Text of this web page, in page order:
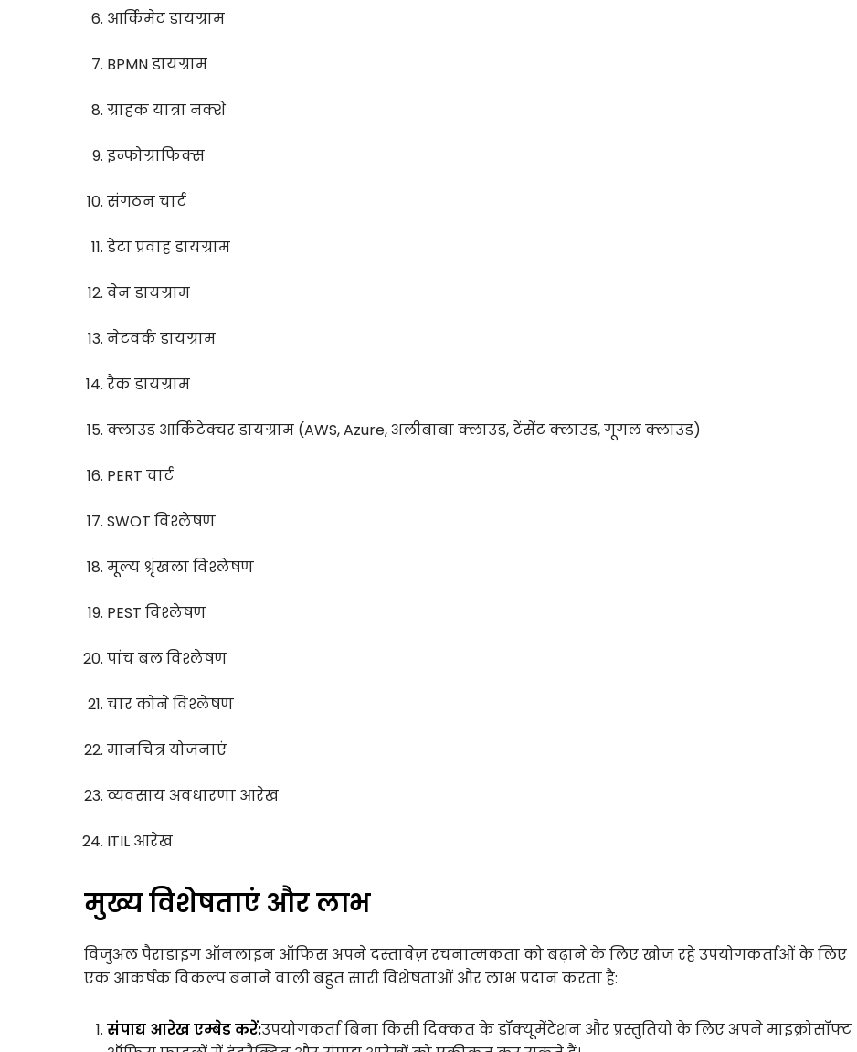
आर्किमेट डायग्राम
BPMN डायग्राम
ग्राहक यात्रा नक्शे
इन्फोग्राफिक्स
संगठन चार्ट
डेटा प्रवाह डायग्राम
वेन डायग्राम
नेटवर्क डायग्राम
रैक डायग्राम
क्लाउड आर्किटेक्चर डायग्राम (AWS, Azure, अलीबाबा क्लाउड, टेंसेंट क्लाउड, गूगल क्लाउड)
PERT चार्ट
SWOT विश्लेषण
मूल्य श्रृंखला विश्लेषण
PEST विश्लेषण
पांच बल विश्लेषण
चार कोने विश्लेषण
मानचित्र योजनाएं
व्यवसाय अवधारणा आरेख
ITIL आरेख
मुख्य विशेषताएं और लाभ
विजुअल पैराडाइग ऑनलाइन ऑफिस अपने दस्तावेज़ रचनात्मकता को बढ़ाने के लिए खोज रहे उपयोगकर्ताओं के लिए
एक आकर्षक विकल्प बनाने वाली बहुत सारी विशेषताओं और लाभ प्रदान करता है:
संपाद्य आरेख एम्बेड करें:उपयोगकर्ता बिना किसी दिक्कत के डॉक्यूमेंटेशन और प्रस्तुतियों के लिए अपने माइक्रोसॉफ्ट